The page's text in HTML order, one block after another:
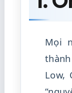
Mọi
Low,